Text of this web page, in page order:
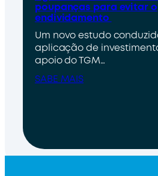
poupanças para evitar o
endividamento
Um novo estudo
aplicação de
apoio do TGM…
SABE MAIS